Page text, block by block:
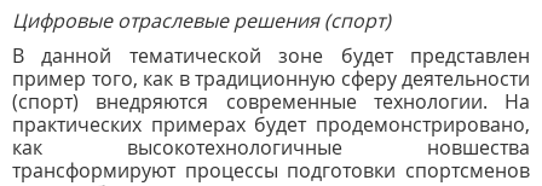
Цифровые отраслевые решения (спорт)
В данной тематической зоне будет представлен
пример того, как в традиционную сферу деятельности
(спорт) внедряются современные технологии. На
практических примерах будет продемонстрировано,
как высокотехнологичные новшества
трансформируют процессы подготовки спортсменов